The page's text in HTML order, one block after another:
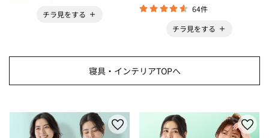
チラ見をする
64件
チラ見をする
寝具・インテリアTOPへ